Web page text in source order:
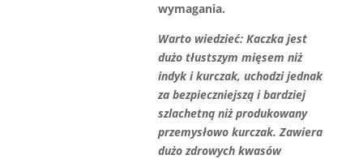
wymagania.
Warto wiedzieć: Kaczka jest
dużo tłustszym mięsem niż
indyk i kurczak, uchodzi jednak
za bezpieczniejszą i bardziej
szlachetną niż produkowany
przemysłowo kurczak. Zawiera
dużo zdrowych kwasów